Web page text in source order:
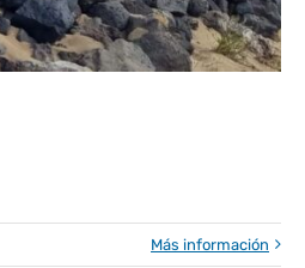
Más información